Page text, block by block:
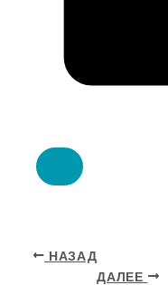
НАЗАД
ДАЛЕЕ